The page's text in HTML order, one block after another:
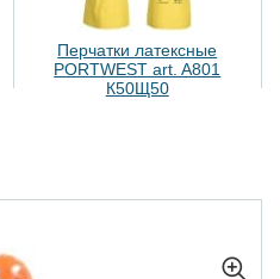
Перчатки латексные
PORTWEST art. A801
К50Щ50